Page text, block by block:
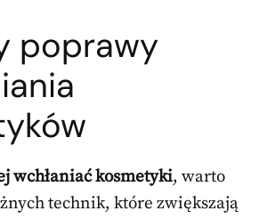
poprawy
wchłaniać kosmetyki, warto
technik, które zwiększają